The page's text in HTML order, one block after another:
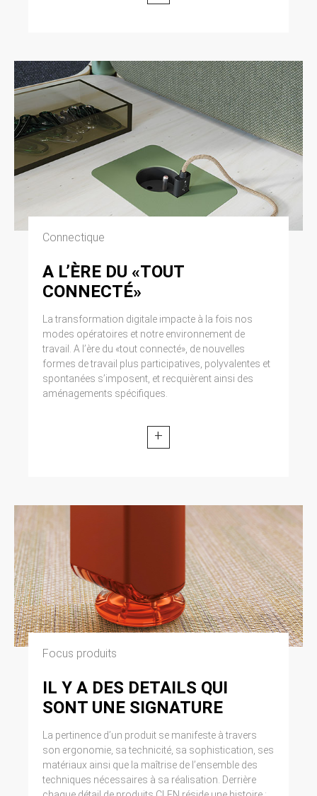
Connectique
A L’ÈRE DU «TOUT
CONNECTÉ»
La transformation digitale impacte à la fois nos
modes opératoires et notre environnement de
travail. A l’ère du «tout connecté», de nouvelles
formes de travail plus participatives, polyvalentes et
spontanées s’imposent, et recquièrent ainsi des
aménagements spécifiques.
+
Focus produits
IL Y A DES DETAILS QUI
SONT UNE SIGNATURE
La pertinence d’un produit se manifeste à travers
son ergonomie, sa technicité, sa sophistication, ses
matériaux ainsi que la maîtrise de l’ensemble des
techniques nécessaires à sa réalisation. Derrière